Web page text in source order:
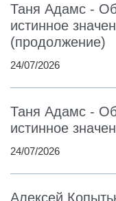
Таня Адамс -
истинное
(продолжение)
24/07/2026
Таня Адамс -
истинное
24/07/2026
Алексей